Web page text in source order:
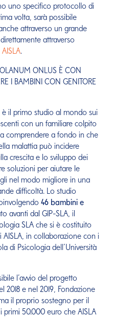
uno specifico protocollo di
volta, sarà possibile
attraverso un grande
attraverso
.
ONLUS È CON
I BAMBINI CON GENITORE
è il primo studio al mondo sui
con un familiare colpito
comprendere a fondo in che
malattia può incidere
crescita e lo sviluppo dei
soluzioni per aiutare le
nel modo migliore in una
difficoltà. Lo studio
46 bambini e
avanti dal GIP-SLA, il
SLA che si è costituito
AISLA, in collaborazione con i
di Psicologia dell’Università
l’avvio del progetto
2018 e nel 2019, Fondazione
il proprio sostegno per il
50.000 euro che AISLA